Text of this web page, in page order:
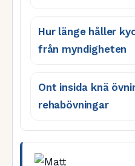
Hur länge håller
från myndigheten
Ont insida knä
rehabövningar